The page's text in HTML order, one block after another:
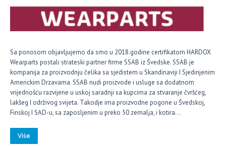
Sa ponosom objavljujemo da smo u 2018.godine certifikatom HARDOX
Wearparts postali strateski partner firme SSAB iz Švedske. SSAB je
kompanija za proizvodnju čelika sa sjedistem u Skandinaviji I Sjedinjenim
Americkim Drzavama. SSAB nudi proizvode i usluge sa dodatnom
vrijednošću razvijene u uskoj saradnji sa kupcima za stvaranje čvršćeg,
lakšeg I održivog svijeta. Takodje ima proizvodne pogone u Švedskoj,
Finskoj I SAD-u, sa zaposljenim u preko 50 zemalja, i kotira…
Više